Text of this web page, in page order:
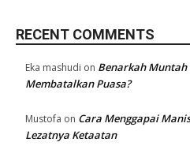
RECENT COMMENTS
Eka mashudi on Benarkah Muntah
Membatalkan Puasa?
Mustofa on Cara Menggapai
Lezatnya Ketaatan